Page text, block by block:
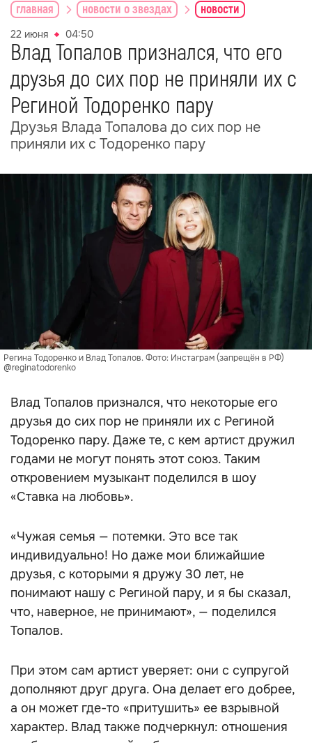
главная новости о звездах новости
22 июня 04:50
Влад Топалов признался, что его
друзья до сих пор не приняли их с
Региной Тодоренко пару
Друзья Влада Топалова до сих пор не
приняли их с Тодоренко пару
Регина Тодоренко и Влад Топалов. Фото: Инстаграм (запрещён в РФ)
@reginatodorenko
Влад Топалов признался, что некоторые его
друзья до сих пор не приняли их с Региной
Тодоренко пару. Даже те, с кем артист дружил
годами не могут понять этот союз. Таким
откровением музыкант поделился в шоу
«Ставка на любовь».
«Чужая семья — потемки. Это все так
индивидуально! Но даже мои ближайшие
друзья, с которыми я дружу 30 лет, не
понимают нашу с Региной пару, и я бы сказал,
что, наверное, не принимают», — поделился
Топалов.
При этом сам артист уверяет: они с супругой
дополняют друг друга. Она делает его добрее,
а он может где-то «притушить» ее взрывной
характер. Влад также подчеркнул: отношения